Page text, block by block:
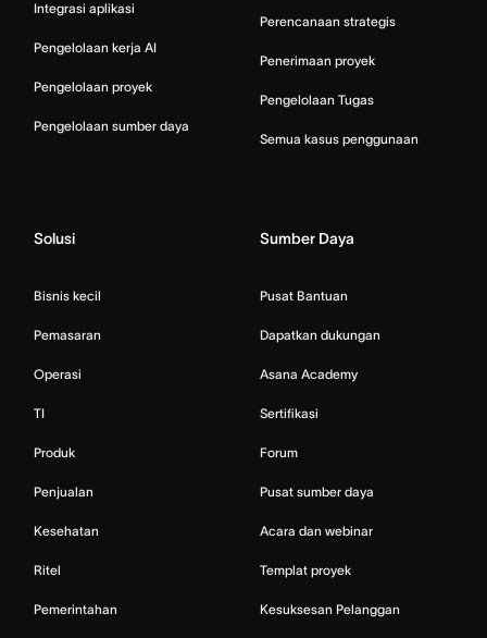
Integrasi aplikasi
Pengelolaan kerja AI
Pengelolaan proyek
Pengelolaan sumber daya
Perencanaan strategis
Penerimaan proyek
Pengelolaan Tugas
Semua kasus penggunaan
Solusi
Bisnis kecil
Pemasaran
Operasi
TI
Produk
Penjualan
Kesehatan
Ritel
Pemerintahan
Sumber Daya
Pusat Bantuan
Dapatkan dukungan
Asana Academy
Sertifikasi
Forum
Pusat sumber daya
Acara dan webinar
Templat proyek
Kesuksesan Pelanggan